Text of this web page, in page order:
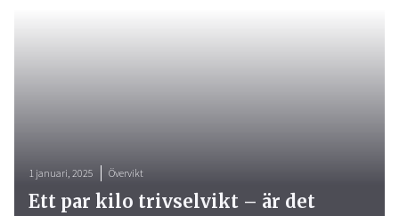
1 januari, 2025 Övervikt
Ett par kilo trivselvikt – är det